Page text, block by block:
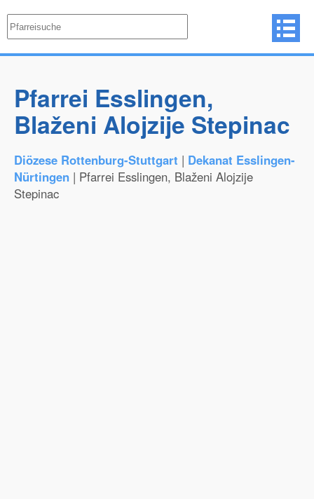
Pfarrei Esslingen,
Blaženi Alojzije Stepinac
Diözese Rottenburg-Stuttgart | Dekanat Esslingen-
Nürtingen | Pfarrei Esslingen, Blaženi Alojzije
Stepinac